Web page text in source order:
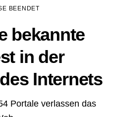
BEENDET
bekannte
in der
Internets
Portale verlassen das